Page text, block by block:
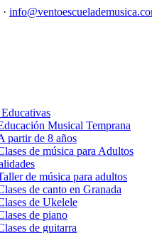
·
Musical Temprana
partir de 8 años
de música para Adultos
de música para adultos
de canto en Granada
de Ukelele
de piano
de guitarra